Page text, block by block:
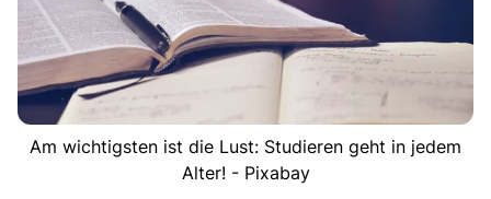
Am wichtigsten ist die Lust: Studieren geht in jedem
Alter! - Pixabay